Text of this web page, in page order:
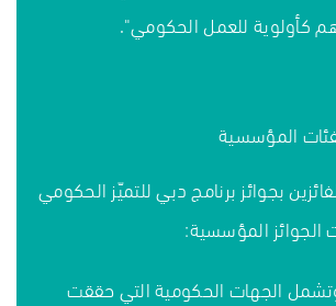
كأولوية للعمل الحكومي".
المؤسسية
بجوائز برنامج دبي للتميّز الحكومي
وتشمل الجهات الحكومية التي حققت